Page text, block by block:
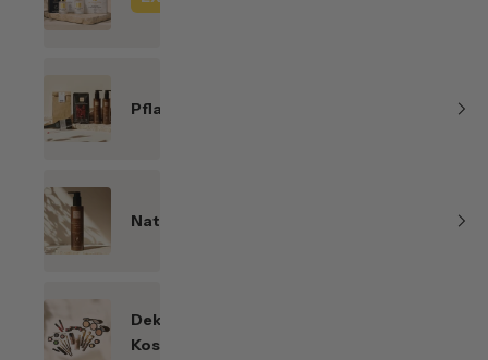
Pflanzenhaarfarben
Naturkosmetik
Dekorative
Kosmetik